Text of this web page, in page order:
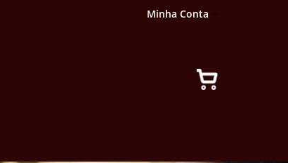
Minha Conta